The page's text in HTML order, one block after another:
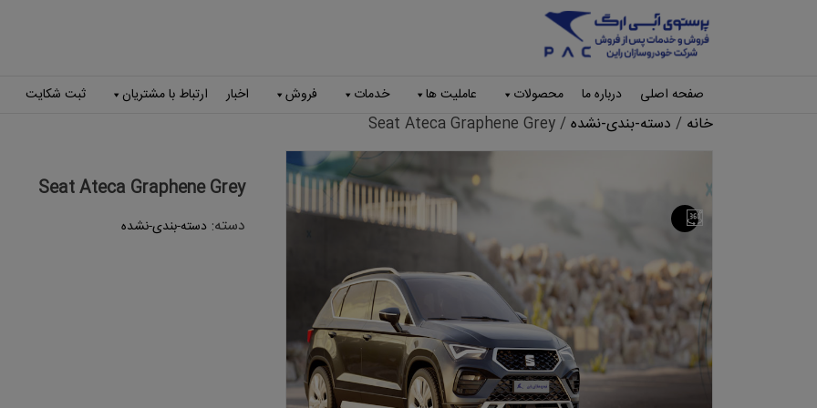
صفحه اصلی درباره ما محصولات عاملیت ها خدمات فروش اخبار ارتباط با مشتریان ثبت شکایت
خانه / دسته-بندی-نشده/ Seat Ateca Graphene Grey
Seat Ateca Graphene Grey
دسته:دسته-بندی-نشده